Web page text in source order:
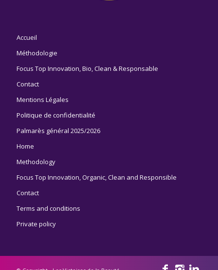
Accueil
Méthodologie
Focus Top Innovation, Bio, Clean & Responsable
Contact
Mentions Légales
Politique de confidentialité
Palmarès général 2025/2026
Home
Methodology
Focus Top Innovation, Organic, Clean and Responsible
Contact
Terms and conditions
Private policy